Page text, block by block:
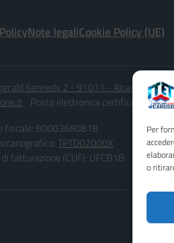
Per
o
Note legaliCookie Policy (UE)
Kennedy 2 - 91011 - Alcamo (TP)
Posta elettronica certificata (PEC):
fiscale: 80003680818
TPTD02000X
fatturazione (CUF): UFCB1B